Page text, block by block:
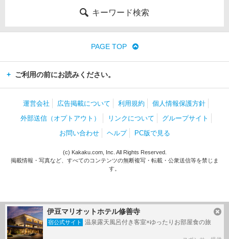
伊豆マリオットホテル修善寺
宿公式サイト 温泉露天風呂付き客室×ゆったりお部屋食の旅
キーワード検索
PAGE TOP
ご利用の前にお読みください。
運営会社 広告掲載について 利用規約
個人情報保護方針
外部送信（オプトアウト）
リンクについて
グループサイト
お問い合わせ
ヘルプ PC版で見る
(c) Kakaku.com, Inc. All Rights Reserved.
掲載情報・写真など、すべてのコンテンツの無断複写・転載・公衆送信等を禁じま
す。